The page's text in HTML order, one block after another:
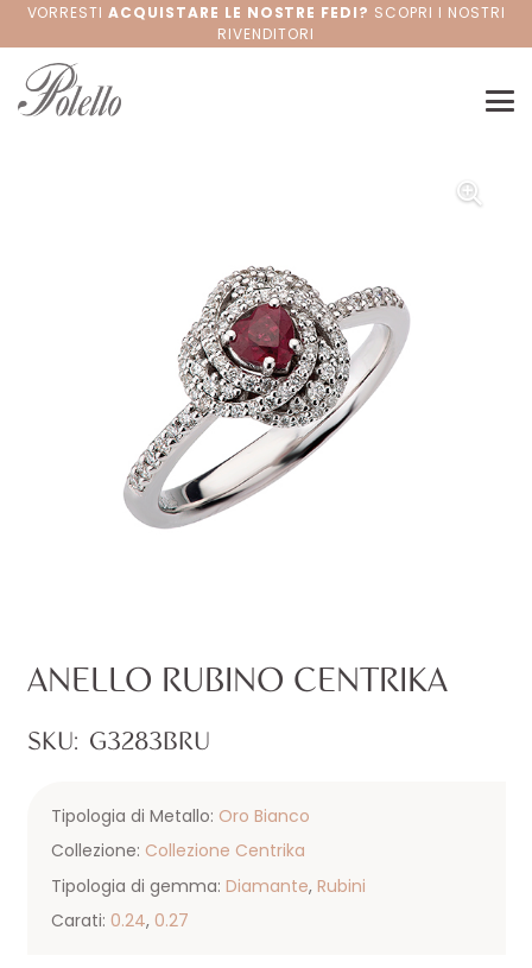
VORRESTIACQUISTARE LE NOSTRE FEDI? SCOPRI I NOSTRI
RIVENDITORI
ANELLO RUBINO CENTRIKA
SKU: G3283BRU
Tipologia di Metallo: Oro Bianco
Collezione: Collezione Centrika
Tipologia di gemma: Diamante, Rubini
Carati: 0.24, 0.27